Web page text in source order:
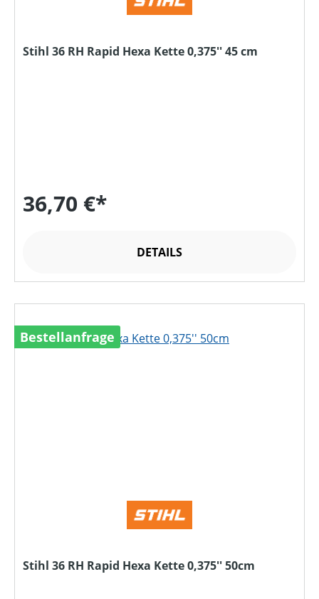
Stihl 36 RH Rapid Hexa Kette 0,375'' 45 cm
36,70 €*
DETAILS
Bestellanfrage
Stihl 36 RH Rapid Hexa Kette 0,375'' 50cm